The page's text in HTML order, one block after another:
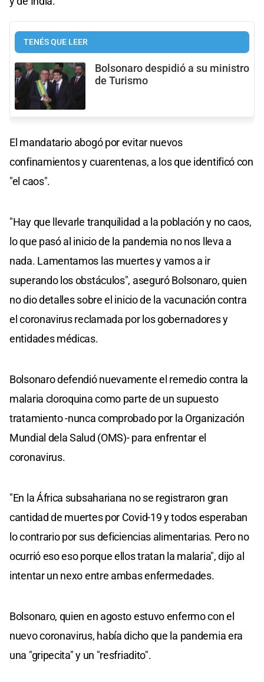
TENÉS QUE LEER
Bolsonaro despidió a su ministro
de Turismo
El mandatario abogó por evitar nuevos
confinamientos y cuarentenas, a los que identificó con
"el caos".
"Hay que llevarle tranquilidad a la población y no caos,
lo que pasó al inicio de la pandemia no nos lleva a
nada. Lamentamos las muertes y vamos a ir
superando los obstáculos", aseguró Bolsonaro, quien
no dio detalles sobre el inicio de la vacunación contra
el coronavirus reclamada por los gobernadores y
entidades médicas.
Bolsonaro defendió nuevamente el remedio contra la
malaria cloroquina como parte de un supuesto
tratamiento -nunca comprobado por la Organización
Mundial dela Salud (OMS)- para enfrentar el
coronavirus.
"En la África subsahariana no se registraron gran
cantidad de muertes por Covid-19 y todos esperaban
lo contrario por sus deficiencias alimentarias. Pero no
ocurrió eso eso porque ellos tratan la malaria", dijo al
intentar un nexo entre ambas enfermedades.
Bolsonaro, quien en agosto estuvo enfermo con el
nuevo coronavirus, había dicho que la pandemia era
una "gripecita" y un "resfriadito".